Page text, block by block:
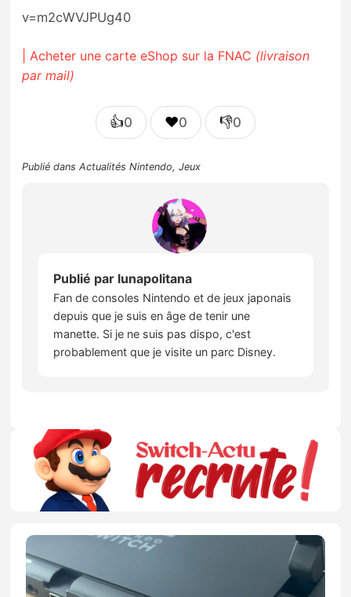
v=m2cWVJPUg40
| Acheter une carte eShop sur la FNAC (livraison
par mail)
👍0 ❤️0 👎0
Publié dansActualités Nintendo,Jeux
Publié par lunapolitana
Fan de consoles Nintendo et de jeux japonais
depuis que je suis en âge de tenir une
manette. Si je ne suis pas dispo, c'est
probablement que je visite un parc Disney.